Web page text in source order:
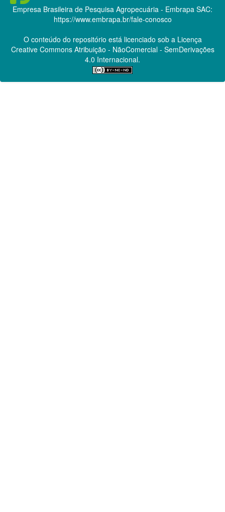
Empresa Brasileira de Pesquisa Agropecuária - Embrapa SAC:
https://www.embrapa.br/fale-conosco
O conteúdo do repositório está licenciado sob a Licença
Creative CommonsAtribuição - NãoComercial - SemDerivações
4.0 Internacional.